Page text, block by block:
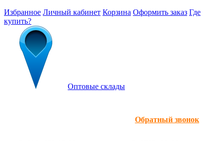
Избранное Личный кабинет Корзина Оформить заказ Где
купить?
Оптовые склады
Обратный звонок